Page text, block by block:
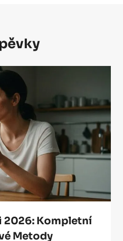
2026: Kompletní
Metody